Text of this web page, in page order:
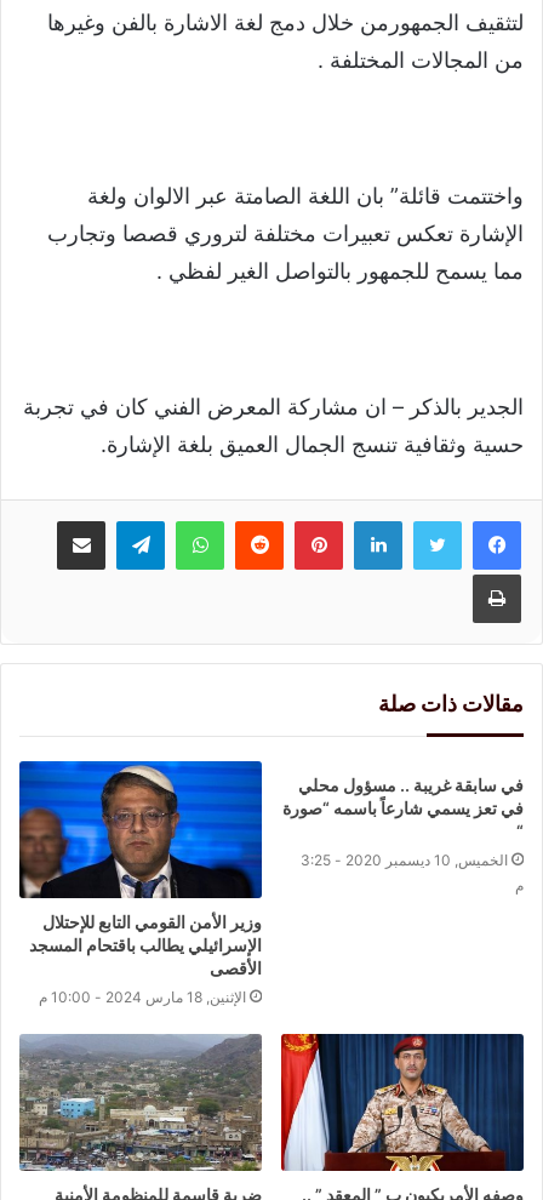
لتثقيف الجمهورمن خلال دمج لغة الاشارة بالفن وغيرها
من المجالات المختلفة .
واختتمت قائلة” بان اللغة الصامتة عبر الالوان ولغة
الإشارة تعكس تعبيرات مختلفة لتروري قصصا وتجارب
مما يسمح للجمهور بالتواصل الغير لفظي .
الجدير بالذكر – ان مشاركة المعرض الفني كان في تجربة
حسية وثقافية تنسج الجمال العميق بلغة الإشارة.
لينكدإنبينتيريست واتسابتيلقرام مشاركة عبر البريد
طباعة
مقالات ذات صلة
في سابقة غريبة .. مسؤول محلي
في تعز يسمي شارعاً باسمه “صورة
“
الخميس, 10 ديسمبر 2020 - 3:25
م
وزير الأمن القومي التابع للإحتلال
الإسرائيلي يطالب باقتحام المسجد
الأقصى
الإثنين, 18 مارس 2024 - 10:00 م
وصفه الأمريكيون ب ” المعقد ” .. ضربة قاسمة للمنظومة الأمنية